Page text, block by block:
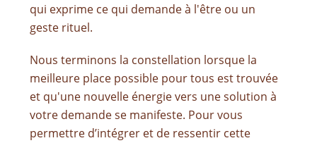
qui exprime ce qui demande à l'être ou un
geste rituel.
Nous terminons la constellation lorsque la
meilleure place possible pour tous est trouvée
et qu'une nouvelle énergie vers une solution à
votre demande se manifeste. Pour vous
permettre d’intégrer et de ressentir cette